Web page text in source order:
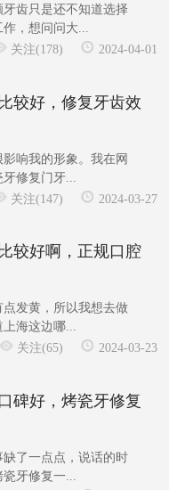
齿只是还不知道选择
，想问问大...
关注(178)
2024-04-01
较好，修复牙齿效
响我的形象。我在网
修复门牙...
关注(147)
2024-03-27
较好啊，正规口腔
发黄，所以我想去做
海这边哪...
关注(65)
2024-03-23
碑好，烤瓷牙修复
了一点点，说话的时
牙修复一...